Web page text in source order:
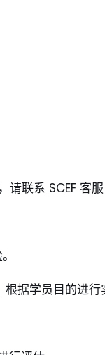
请联系 SCEF 客
据学员目的进行